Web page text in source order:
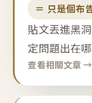
＝ 只是個布
貼文丟進黑
定問題出在
查看相關文章 →